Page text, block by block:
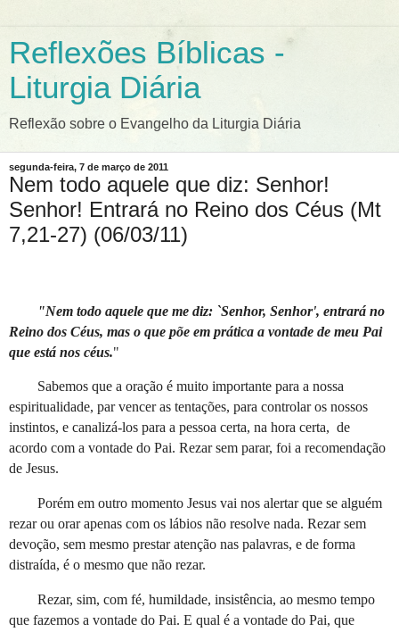
Reflexões Bíblicas -
Liturgia Diária
Reflexão sobre o Evangelho da Liturgia Diária
segunda-feira, 7 de março de 2011
Nem todo aquele que diz: Senhor!
Senhor! Entrará no Reino dos Céus (Mt
7,21-27) (06/03/11)
"Nem todo aquele que me diz: `Senhor, Senhor', entrará no
Reino dos Céus, mas o que põe em prática a vontade de meu Pai
que está nos céus."
Sabemos que a oração é muito importante para a nossa
espiritualidade, par vencer as tentações, para controlar os nossos
instintos, e canalizá-los para a pessoa certa, na hora certa, de
acordo com a vontade do Pai. Rezar sem parar, foi a recomendação
de Jesus.
Porém em outro momento Jesus vai nos alertar que se alguém
rezar ou orar apenas com os lábios não resolve nada. Rezar sem
devoção, sem mesmo prestar atenção nas palavras, e de forma
distraída, é o mesmo que não rezar.
Rezar, sim, com fé, humildade, insistência, ao mesmo tempo
que fazemos a vontade do Pai. E qual é a vontade do Pai, que